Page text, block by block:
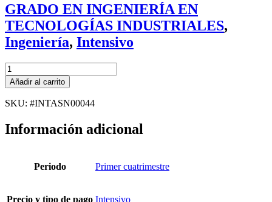
GRADO EN INGENIERÍA EN
TECNOLOGÍAS INDUSTRIALES,
Ingeniería, Intensivo
INTENSIVO
-
RESISTENCIA
DE
cantidad
Añadir al carrito
SKU: #INTASN00044
Información adicional
Periodo Primer cuatrimestre
Precio y tipo de pago Intensivo